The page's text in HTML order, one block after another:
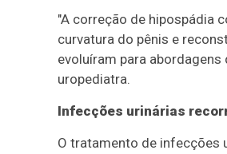
"A correção de hipospádia
curvatura do pênis e
evoluíram para
uropediatra.
Infecções urinárias
O tratamento de infecções